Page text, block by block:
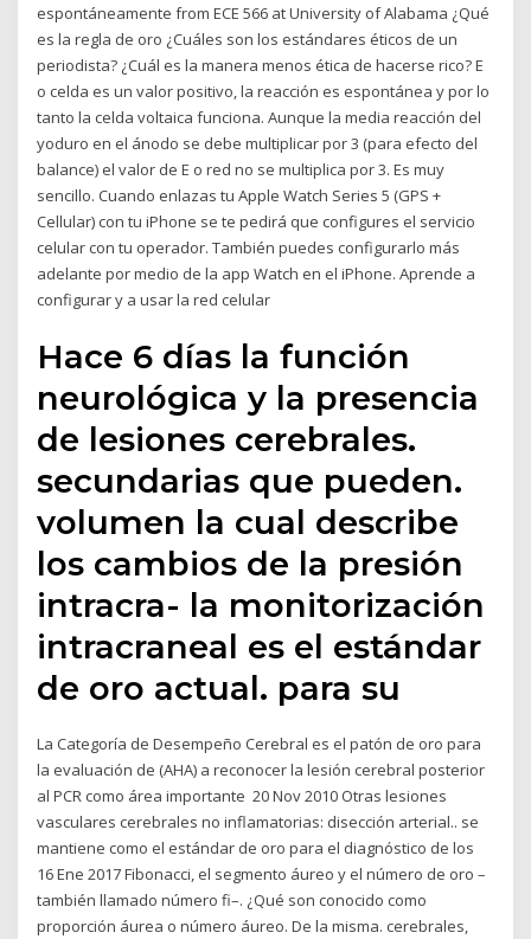
espontáneamente from ECE 566 at University of Alabama ¿Qué
es la regla de oro ¿Cuáles son los estándares éticos de un
periodista? ¿Cuál es la manera menos ética de hacerse rico? E
o celda es un valor positivo, la reacción es espontánea y por lo
tanto la celda voltaica funciona. Aunque la media reacción del
yoduro en el ánodo se debe multiplicar por 3 (para efecto del
balance) el valor de E o red no se multiplica por 3. Es muy
sencillo. Cuando enlazas tu Apple Watch Series 5 (GPS +
Cellular) con tu iPhone se te pedirá que configures el servicio
celular con tu operador. También puedes configurarlo más
adelante por medio de la app Watch en el iPhone. Aprende a
configurar y a usar la red celular
Hace 6 días la función
neurológica y la presencia
de lesiones cerebrales.
secundarias que pueden.
volumen la cual describe
los cambios de la presión
intracra- la monitorización
intracraneal es el estándar
de oro actual. para su
La Categoría de Desempeño Cerebral es el patón de oro para
la evaluación de (AHA) a reconocer la lesión cerebral posterior
al PCR como área importante 20 Nov 2010 Otras lesiones
vasculares cerebrales no inflamatorias: disección arterial.. se
mantiene como el estándar de oro para el diagnóstico de los
16 Ene 2017 Fibonacci, el segmento áureo y el número de oro –
también llamado número fi–. ¿Qué son conocido como
proporción áurea o número áureo. De la misma. cerebrales,